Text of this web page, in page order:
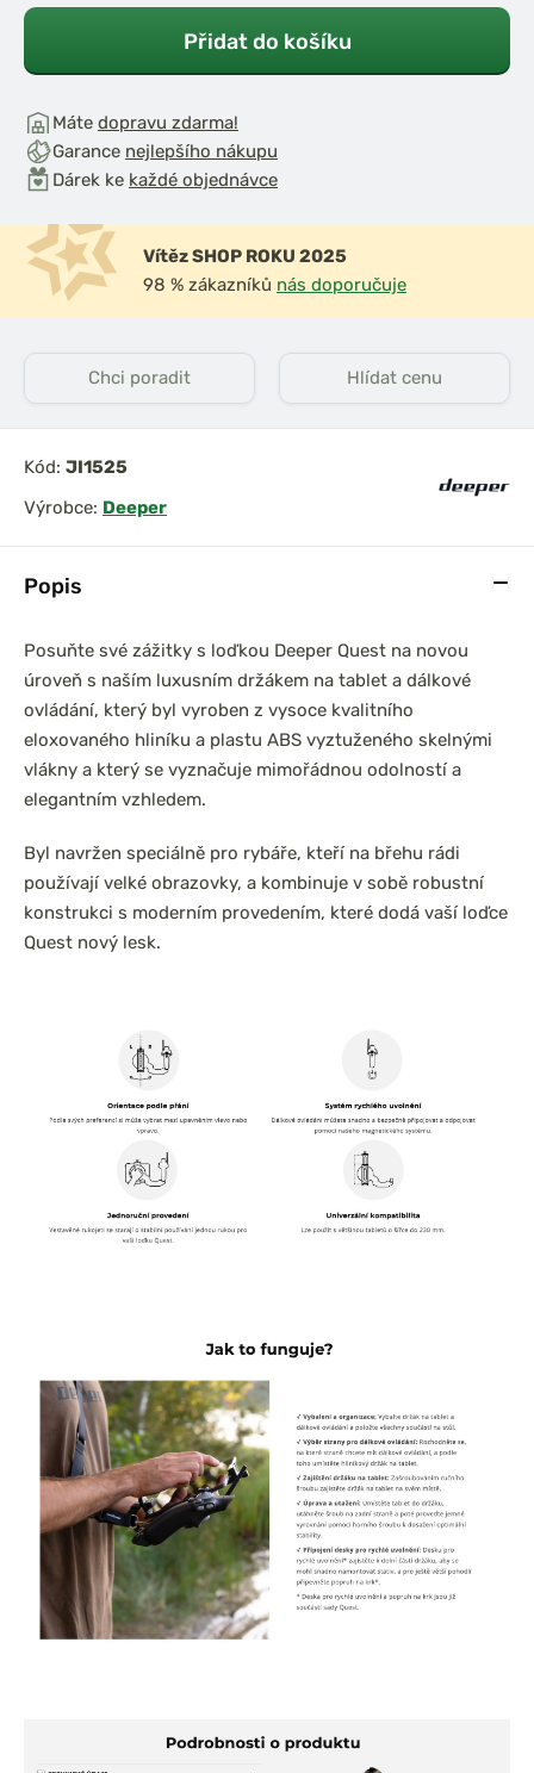
Popis
Posuňte své zážitky s loďkou Deeper Quest na novou
úroveň s naším luxusním držákem na tablet a dálkové
ovládání, který byl vyroben z vysoce kvalitního
eloxovaného hliníku a plastu ABS vyztuženého skelnými
vlákny a který se vyznačuje mimořádnou odolností a
elegantním vzhledem.
Byl navržen speciálně pro rybáře, kteří na břehu rádi
používají velké obrazovky, a kombinuje v sobě robustní
konstrukci s moderním provedením, které dodá vaší loďce
Quest nový lesk.
Přidat do košíku
Máte dopravu zdarma!
Garance nejlepšího nákupu
Dárek ke každé objednávce
Vítěz SHOP ROKU 2025
98 % zákazníků nás doporučuje
Chci poradit Hlídat cenu
Kód: JI1525
Výrobce: Deeper